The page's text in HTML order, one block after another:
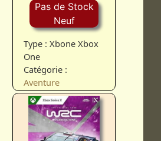
Pas de Stock
Neuf
Type : Xbone Xbox
One
Catégorie :
Aventure